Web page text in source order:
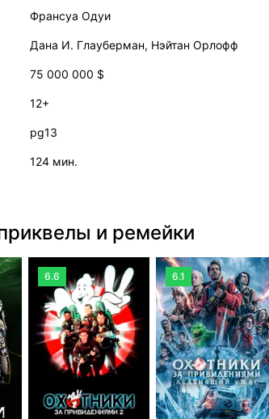
Франсуа Одуи
Дана И. Глауберман, Нэйтан Орлофф
75 000 000 $
12+
pg13
124 мин.
и ремейки
6.6 6.1